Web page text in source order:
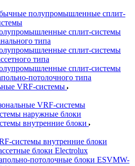
полупромышленные сплит-
сплит-системы
типа
сплит-системы
типа
сплит-системы
потолочного типа
VRF-системы
VRF-системы
наружные блоки
внутренние блоки
системы внутренние блоки
блоки Electrolux
потолочные блоки ESVMW-